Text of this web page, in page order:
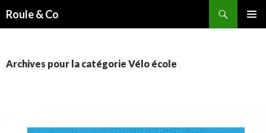
Roule & Co
PRINCIPAL
Archives pour la catégorie Vélo école